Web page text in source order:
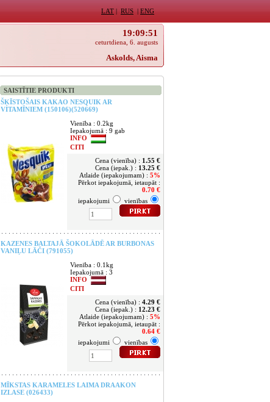
LAT | RUS | ENG
19:09:51
ceturtdiena, 6. augusts
Askolds, Aisma
SAISTĪTIE PRODUKTI
ŠĶĪSTOŠAIS KAKAO NESQUIK AR
VITAMĪNIEM (150106)(520669)
Vienība : 0.2kg
Iepakojumā : 9 gab
INFO
CITI
Cena (vienība) : 1.55 €
Cena (iepak.) : 13.25 €
Atlaide (iepakojumam) : 5%
Pērkot iepakojumā, ietaupāt :
0.70 €
iepakojumi
vienības
KAZENES BALTAJĀ ŠOKOLĀDĒ AR BURBONAS
VANIĻU LĀČI (791055)
Vienība : 0.1kg
Iepakojumā : 3
INFO
CITI
Cena (vienība) : 4.29 €
Cena (iepak.) : 12.23 €
Atlaide (iepakojumam) : 5%
Pērkot iepakojumā, ietaupāt :
0.64 €
iepakojumi
vienības
MĪKSTAS KARAMELES LAIMA DRAAKON
IZLASE (026433)